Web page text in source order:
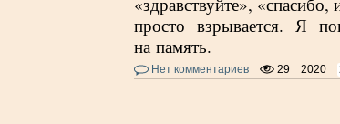
просто взрывается. Я
на память.
Нет комментариев 29 2020